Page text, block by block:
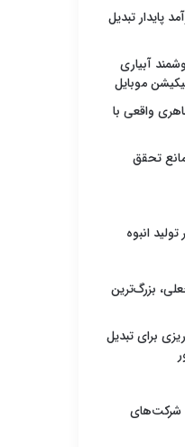
پایدار تبدیل
آبیاری
موبایل
واقعی با
تحقق
انبوه
جعلی، بزرگ‌ترین
برای تبدیل
شرکت‌های